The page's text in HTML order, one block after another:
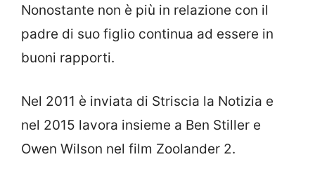
Nonostante non è più in relazione con il
padre di suo figlio continua ad essere in
buoni rapporti.
Nel 2011 è inviata di Striscia la Notizia e
nel 2015 lavora insieme a Ben Stiller e
Owen Wilson nel film Zoolander 2.